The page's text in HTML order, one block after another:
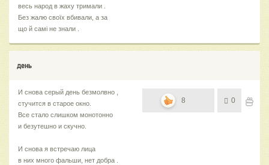
весь народ в жаху тримали .
Без жалю своїх вбивали, а за
що й самі не знали .
день
И снова серый день безмолвно ,
стучится в старое окно.
Все стало слишком монотонно
и безутешно и скучно.
И снова я встречаю лица
в них много фальши, нет добра .
8 0